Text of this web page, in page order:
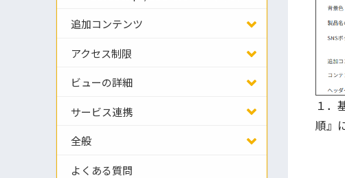
追加コンテンツ
アクセス制限
ビューの詳細
サービス連携
全般
よくある質問
１．
順』